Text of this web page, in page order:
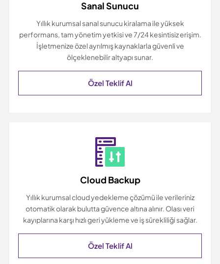
Sanal Sunucu
Yıllık kurumsal sanal sunucu kiralama ile yüksek
performans, tam yönetim yetkisi ve 7/24 kesintisiz erişim.
İşletmenize özel ayrılmış kaynaklarla güvenli ve
ölçeklenebilir altyapı sunar.
Özel Teklif Al
Cloud Backup
Yıllık kurumsal cloud yedekleme çözümü ile verileriniz
otomatik olarak bulutta güvence altına alınır. Olası veri
kayıplarına karşı hızlı geri yükleme ve iş sürekliliği sağlar.
Özel Teklif Al